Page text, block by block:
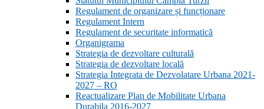
Regulament de organizare și funcționare
Regulament Intern
Regulament de securitate informatică
Organigrama
Strategia de dezvoltare culturală
Strategia de dezvoltare locală
Strategia Integrata de Dezvolatare Urbana 2021-
2027 – RO
Reactualizare Plan de Mobilitate Urbana
Durabila 2016-2027